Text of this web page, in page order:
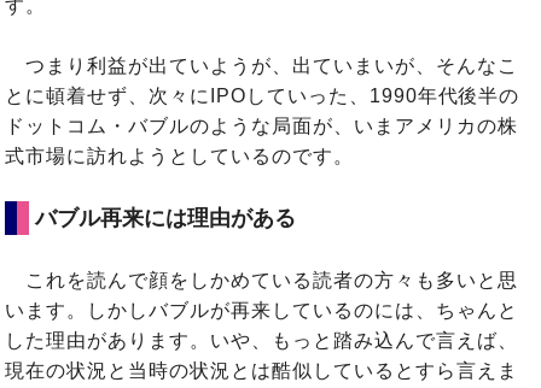
す。
つまり利益が出ていようが、出ていまいが、そんなこ
とに頓着せず、次々にIPOしていった、1990年代後半の
ドットコム・バブルのような局面が、いまアメリカの株
式市場に訪れようとしているのです。
バブル再来には理由がある
これを読んで顔をしかめている読者の方々も多いと思
います。しかしバブルが再来しているのには、ちゃんと
した理由があります。いや、もっと踏み込んで言えば、
現在の状況と当時の状況とは酷似しているとすら言えま